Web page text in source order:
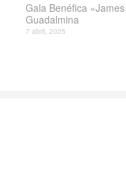
Gala Benéfica
Guadalmina
7 abril, 2025